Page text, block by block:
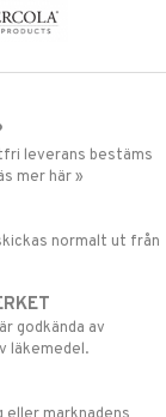
leverans bestäms
mer här »
normalt ut från
godkända av
läkemedel.